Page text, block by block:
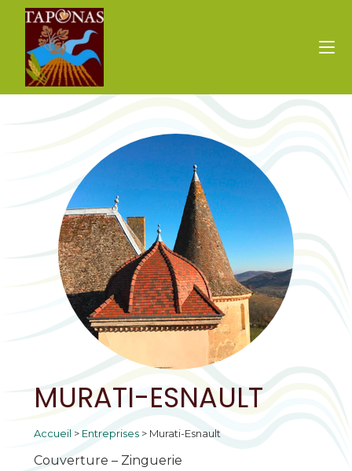
MURATI-ESNAULT
Accueil > Entreprises> Murati-Esnault
Couverture – Zinguerie